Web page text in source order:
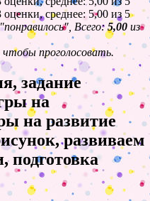
"понравилось", Всего:5,00 из
проголосовать.
задание
на
на развитие
развиваем
подготовка